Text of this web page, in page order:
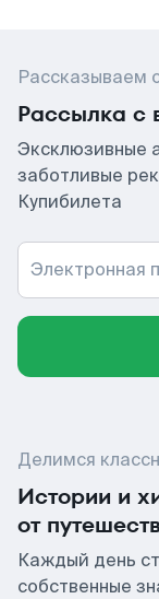
Рассказываем
Рассылка с
Эксклюзивные
заботливые
Купибилета
Электронная
Делимся
Истории и
от
Каждый день
собственные